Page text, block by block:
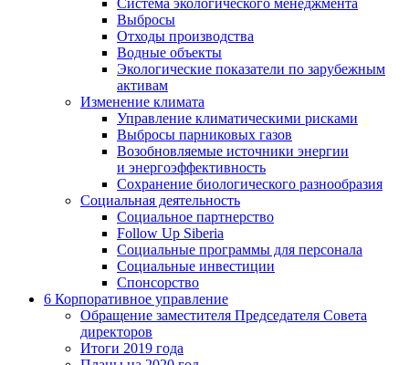
Система экологического менеджмента
Выбросы
Отходы производства
Водные объекты
Экологические показатели по зарубежным
активам
Изменение климата
Управление климатическими рисками
Выбросы парниковых газов
Возобновляемые источники энергии
и энергоэффективность
Сохранение биологического разнообразия
Социальная деятельность
Социальное партнерство
Follow Up Siberia
Социальные программы для персонала
Социальные инвестиции
Спонсорство
6 Корпоративное управление
Обращение заместителя Председателя Совета
директоров
Итоги 2019 года